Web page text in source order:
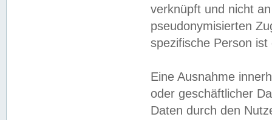
verknüpft und nicht
pseudonymisierten
spezifische Person
Eine Ausnahme
oder geschäftlicher
Daten durch den